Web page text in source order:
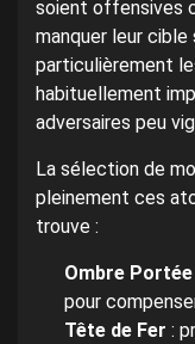
soient offensives
manquer leur
particulièrement
habituellement
adversaires peu
La sélection de
pleinement ces
trouve :
Ombre Portée
pour
Tête de Fer :